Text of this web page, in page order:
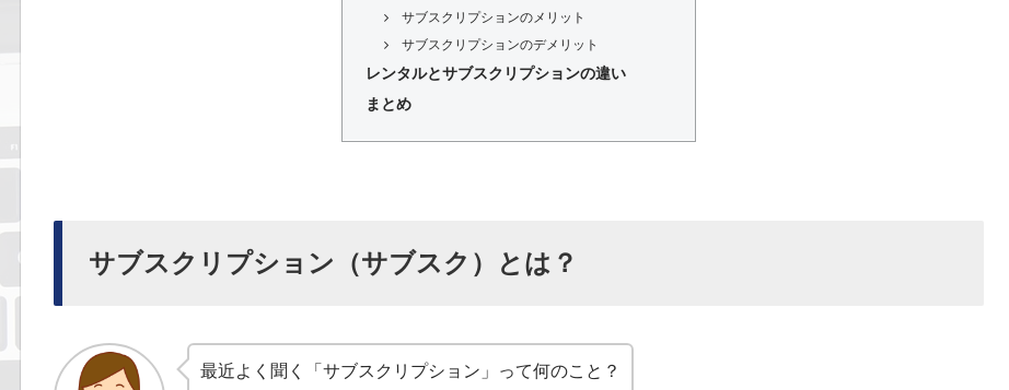
サブスクリプションのメリット
サブスクリプションのデメリット
レンタルとサブスクリプションの違い
まとめ
サブスクリプション（サブスク）とは？
最近よく聞く「サブスクリプション」って何のこと？